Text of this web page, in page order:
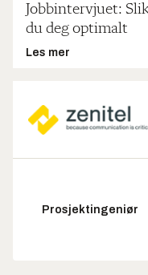
Jobbintervjuet:
du deg optimalt
Les mer
Prosjektingeniør